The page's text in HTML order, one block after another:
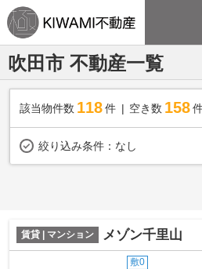
吹田市 不動産一覧
該当物件数 118件 空き数 158
絞り込み条件： なし
賃貸 | マンション メゾン千里山
敷0